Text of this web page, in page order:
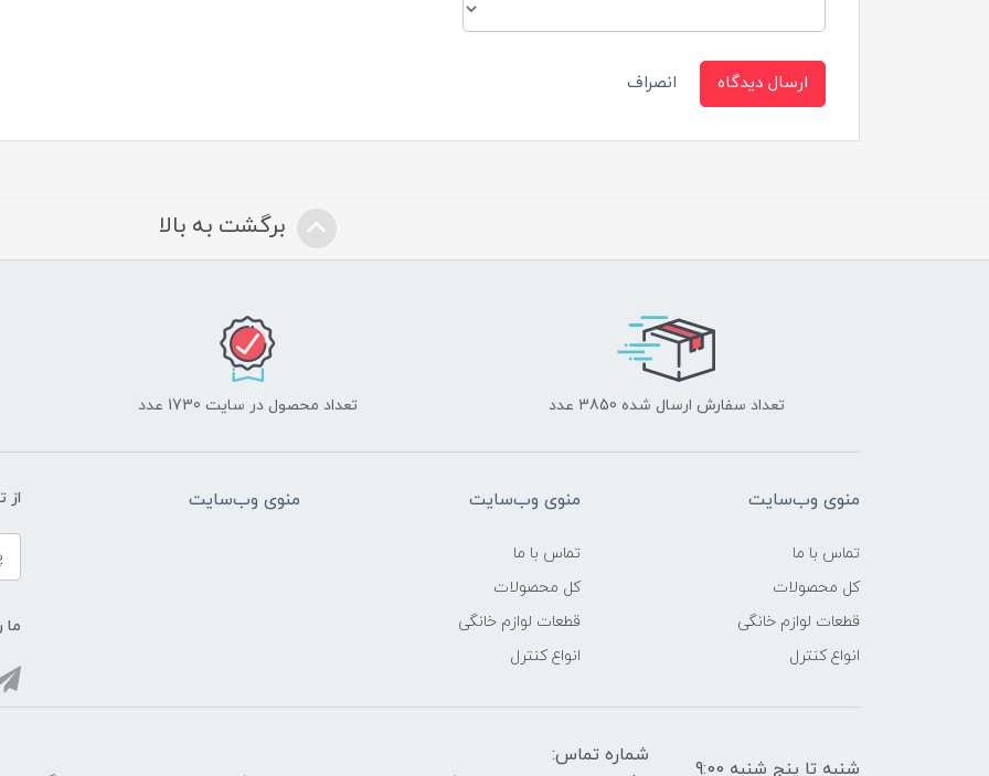
ارسال دیدگاه انصراف
برگشت به بالا
تعداد سفارش ارسال شده 3850 عدد تعداد محصول در سایت 1730 عدد
منوی وب‌سایت
تماس با ما
کل محصولات
قطعات لوازم خانگی
انواع کنترل
منوی وب‌سایت
تماس با ما
کل محصولات
قطعات لوازم خانگی
انواع کنترل
منوی وب‌سایت از
ما
شنبه تا پنج شنبه 9:00
شماره تماس: